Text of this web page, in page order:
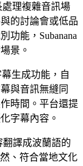
處理複雜音訊場
的討論會或低品
功能，Subanana
景。
生成功能，自
與音訊無縫同
時間。平台還提
字幕內容。
譯成波蘭語的
、符合當地文化